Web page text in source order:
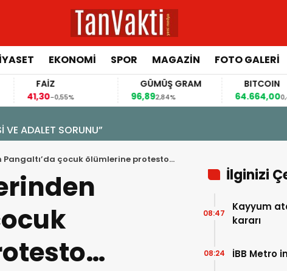
EKONOMİ SPOR MAGAZİN FOTO GALERİ
-0,55%
GÜMÜŞ GRAM
BITCOIN
0,42%
SORUNU”
Pangaltı’da çocuk ölümlerine protesto…
İlginizi
Kayyum
kararı
08:47
İBB Metro
08:24